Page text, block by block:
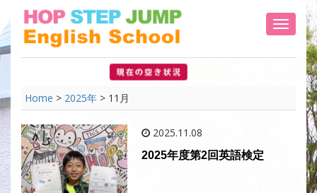
Toggle
Home > 2025年 > 11月
2025.11.08
2025年度第2回英語検定